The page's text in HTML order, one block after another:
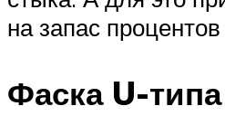
на запас
Фаска U-типа